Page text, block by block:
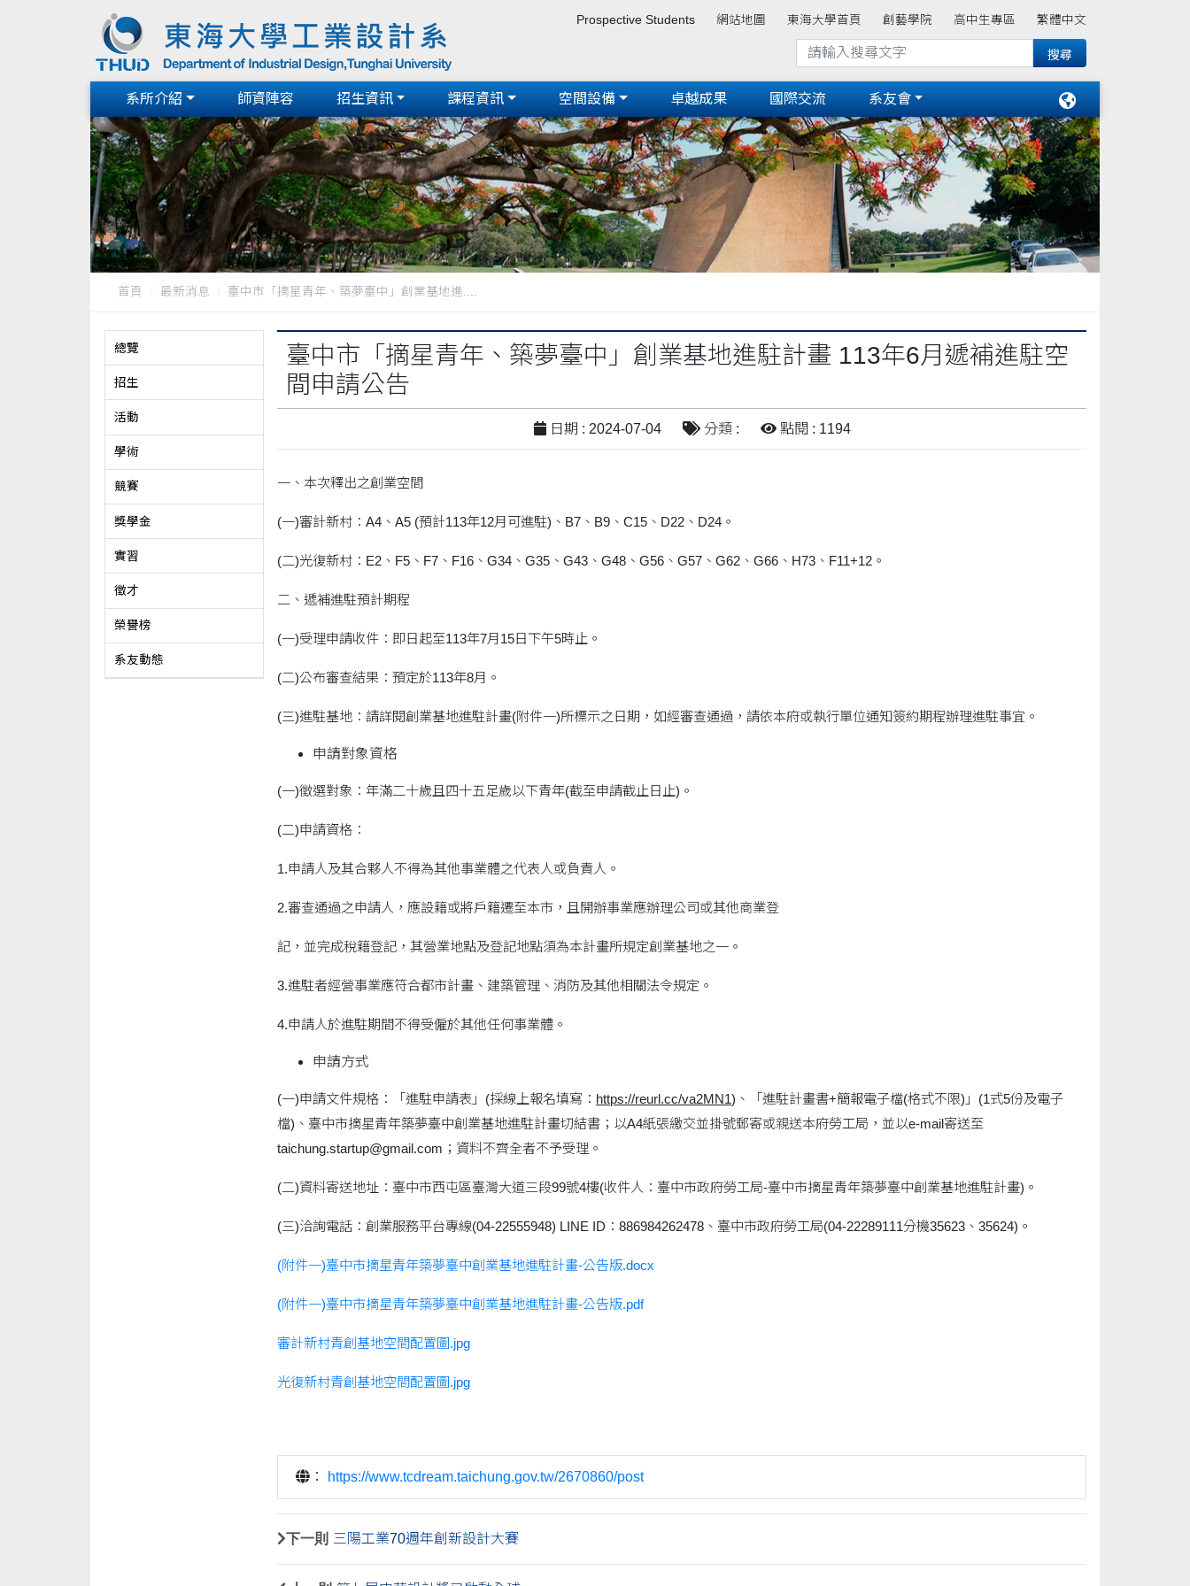
Prospective Students 網站地圖 東海大學首頁 創藝學院 高中生專區 繁體中文
系所介紹 師資陣容 招生資訊 課程資訊 空間設備 卓越成果 國際交流 系友會
首頁 最新消息 臺中市「摘星青年、築夢臺中」創業基地進....
總覽
招生
活動
學術
競賽
獎學金
實習
徵才
榮譽榜
系友動態
臺中市「摘星青年、築夢臺中」創業基地進駐計畫 113年6月遞補進駐空
間申請公告
日期 : 2024-07-04 分類 : 點閱 : 1194
一、本次釋出之創業空間
(一)審計新村：A4、A5 (預計113年12月可進駐)、B7、B9、C15、D22、D24。
(二)光復新村：E2、F5、F7、F16、G34、G35、G43、G48、G56、G57、G62、G66、H73、F11+12。
二、遞補進駐預計期程
(一)受理申請收件：即日起至113年7月15日下午5時止。
(二)公布審查結果：預定於113年8月。
(三)進駐基地：請詳閱創業基地進駐計畫(附件一)所標示之日期，如經審查通過，請依本府或執行單位通知簽約期程辦理進駐事宜。
申請對象資格
(一)徵選對象：年滿二十歲且四十五足歲以下青年(截至申請截止日止)。
(二)申請資格：
1.申請人及其合夥人不得為其他事業體之代表人或負責人。
2.審查通過之申請人，應設籍或將戶籍遷至本市，且開辦事業應辦理公司或其他商業登
記，並完成稅籍登記，其營業地點及登記地點須為本計畫所規定創業基地之一。
3.進駐者經營事業應符合都市計畫、建築管理、消防及其他相關法令規定。
4.申請人於進駐期間不得受僱於其他任何事業體。
申請方式
(一)申請文件規格：「進駐申請表」(採線上報名填寫： https://reurl.cc/va2MN1)、「進駐計畫書+簡報電子檔(格式不限)」(1式5份及電子
檔)、臺中市摘星青年築夢臺中創業基地進駐計畫切結書；以A4紙張繳交並掛號郵寄或親送本府勞工局，並以e-mail寄送至
taichung.startup@gmail.com；資料不齊全者不予受理。
(二)資料寄送地址：臺中市西屯區臺灣大道三段99號4樓(收件人：臺中市政府勞工局-臺中市摘星青年築夢臺中創業基地進駐計畫)。
(三)洽詢電話：創業服務平台專線(04-22555948) LINE ID：886984262478、臺中市政府勞工局(04-22289111分機35623、35624)。
(附件一)臺中市摘星青年築夢臺中創業基地進駐計畫-公告版.docx
(附件一)臺中市摘星青年築夢臺中創業基地進駐計畫-公告版.pdf
審計新村青創基地空間配置圖.jpg
光復新村青創基地空間配置圖.jpg
： https://www.tcdream.taichung.gov.tw/2670860/post
下一則 三陽工業70週年創新設計大賽